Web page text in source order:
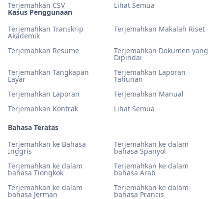
Kasus Penggunaan
Terjemahkan Transkrip
Akademik
Terjemahkan Makalah Riset
Terjemahkan Resume Terjemahkan Dokumen yang
Dipindai
Terjemahkan Tangkapan
Layar
Terjemahkan Laporan
Tahunan
Terjemahkan Laporan
Terjemahkan Manual
Terjemahkan Kontrak
Lihat Semua
Bahasa Teratas
Terjemahkan ke Bahasa
Inggris
Terjemahkan ke dalam
bahasa Spanyol
Terjemahkan ke dalam
bahasa Tiongkok
Terjemahkan ke dalam
bahasa Arab
Terjemahkan ke dalam
bahasa Jerman
Terjemahkan ke dalam
bahasa Prancis
Terjemahkan CSV
Lihat Semua